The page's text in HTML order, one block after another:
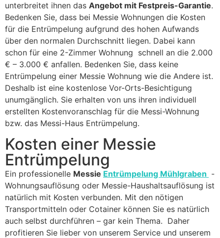
unterbreitet ihnen das Angebot mit Festpreis-Garantie.
Bedenken Sie, dass bei Messie Wohnungen die Kosten
für die Entrümpelung aufgrund des hohen Aufwands
über den normalen Durchschnitt liegen. Dabei kann
schon für eine 2-Zimmer Wohnung schnell an die 2.000
€ – 3.000 € anfallen. Bedenken Sie, dass keine
Entrümpelung einer Messie Wohnung wie die Andere ist.
Deshalb ist eine kostenlose Vor-Orts-Besichtigung
unumgänglich. Sie erhalten von uns ihren individuell
erstellten Kostenvoranschlag für die Messi-Wohnung
bzw. das Messi-Haus Entrümpelung.
Kosten einer Messie
Entrümpelung
Ein professionelle Messie Entrümpelung Mühlgraben -
Wohnungsauflösung oder Messie-Haushaltsauflösung ist
natürlich mit Kosten verbunden. Mit den nötigen
Transportmitteln oder Cotainer können Sie es natürlich
auch selbst durchführen – gar kein Thema. Daher
profitieren Sie lieber von unserem Service und unserem